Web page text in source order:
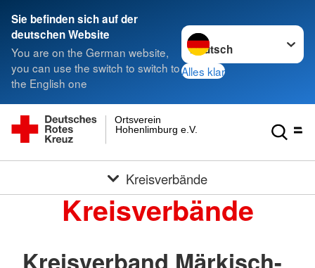
Sie befinden sich auf der
deutschen Website
You are on the German website,
you can use the switch to switch to
the English one
Sprache wechseln zu
Alles klar
Hohenlimburg e.V.
Ortsverein
Kreisverbände
Kreisverbände
Kreisverband Märkisch-